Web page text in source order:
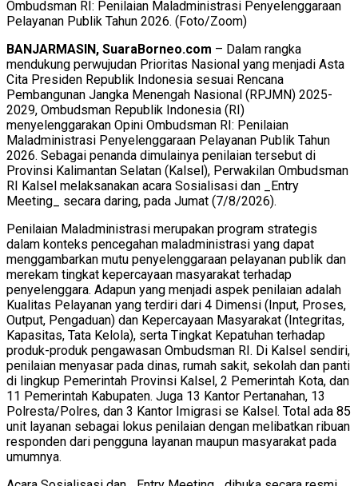
Ombudsman RI: Penilaian Maladministrasi Penyelenggaraan
Pelayanan Publik Tahun 2026. (Foto/Zoom)
BANJARMASIN, SuaraBorneo.com – Dalam rangka
mendukung perwujudan Prioritas Nasional yang menjadi Asta
Cita Presiden Republik Indonesia sesuai Rencana
Pembangunan Jangka Menengah Nasional (RPJMN) 2025-
2029, Ombudsman Republik Indonesia (RI)
menyelenggarakan Opini Ombudsman RI: Penilaian
Maladministrasi Penyelenggaraan Pelayanan Publik Tahun
2026. Sebagai penanda dimulainya penilaian tersebut di
Provinsi Kalimantan Selatan (Kalsel), Perwakilan Ombudsman
RI Kalsel melaksanakan acara Sosialisasi dan _Entry
Meeting_ secara daring, pada Jumat (7/8/2026).
Penilaian Maladministrasi merupakan program strategis
dalam konteks pencegahan maladministrasi yang dapat
menggambarkan mutu penyelenggaraan pelayanan publik dan
merekam tingkat kepercayaan masyarakat terhadap
penyelenggara. Adapun yang menjadi aspek penilaian adalah
Kualitas Pelayanan yang terdiri dari 4 Dimensi (Input, Proses,
Output, Pengaduan) dan Kepercayaan Masyarakat (Integritas,
Kapasitas, Tata Kelola), serta Tingkat Kepatuhan terhadap
produk-produk pengawasan Ombudsman RI. Di Kalsel sendiri,
penilaian menyasar pada dinas, rumah sakit, sekolah dan panti
di lingkup Pemerintah Provinsi Kalsel, 2 Pemerintah Kota, dan
11 Pemerintah Kabupaten. Juga 13 Kantor Pertanahan, 13
Polresta/Polres, dan 3 Kantor Imigrasi se Kalsel. Total ada 85
unit layanan sebagai lokus penilaian dengan melibatkan ribuan
responden dari pengguna layanan maupun masyarakat pada
umumnya.